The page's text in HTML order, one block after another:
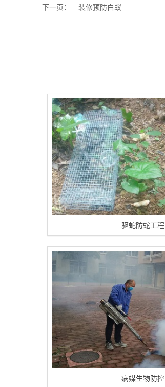
下一页：
装修预防白蚁
驱蛇防蛇工程
病媒生物防控